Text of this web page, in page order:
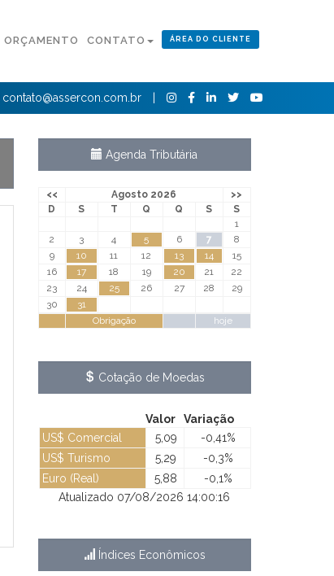
ORÇAMENTO CONTATO ÁREA DO CLIENTE
contato@assercon.com.br
Agenda Tributária
<< Agosto 2026
>>
D
S T Q Q S S
Obrigação hoje
1
2
3 4 5 6 7
8
9
10 11 12 13 14
15
16
17 18 19 20 21
22
23
24 25 26 27 28
29
30
31
Cotação de Moedas
Valor Variação
Atualizado 07/08/2026 14:00:16
US$ Comercial 5,09
-0,41%
US$ Turismo
5,29
-0,3%
Euro (Real)
5,88 -0,1%
Índices Econômicos